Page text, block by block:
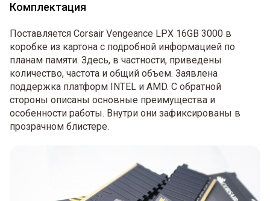
Комплектация
Поставляется Corsair Vengeance LPX 16GB 3000 в
коробке из картона с подробной информацией по
планам памяти. Здесь, в частности, приведены
количество, частота и общий объем. Заявлена
поддержка платформ INTEL и AMD. C обратной
стороны описаны основные преимущества и
особенности работы. Внутри они зафиксированы в
прозрачном блистере.